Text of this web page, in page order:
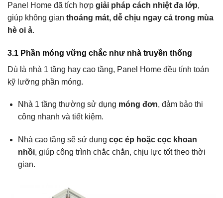
Panel Home đã tích hợp giải pháp cách nhiệt đa lớp,
giúp không gian thoáng mát, dễ chịu ngay cả trong mùa
hè oi ả.
3.1 Phần móng vững chắc như nhà truyền thống
Dù là nhà 1 tầng hay cao tầng, Panel Home đều tính toán
kỹ lưỡng phần móng.
Nhà 1 tầng thường sử dụng móng đơn, đảm bảo thi
công nhanh và tiết kiệm.
Nhà cao tầng sẽ sử dụng cọc ép hoặc cọc khoan
nhồi, giúp công trình chắc chắn, chịu lực tốt theo thời
gian.